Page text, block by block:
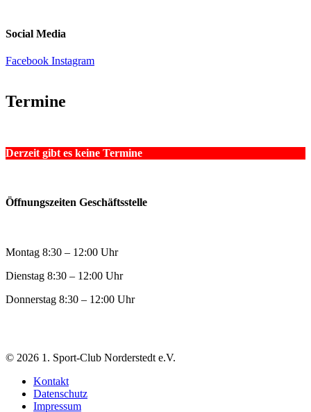
Social Media
Facebook Instagram
Termine
Derzeit gibt es keine Termine
Öffnungszeiten Geschäftsstelle
Montag 8:30 – 12:00 Uhr
Dienstag 8:30 – 12:00 Uhr
Donnerstag 8:30 – 12:00 Uhr
© 2026 1. Sport-Club Norderstedt e.V.
Kontakt
Datenschutz
Impressum